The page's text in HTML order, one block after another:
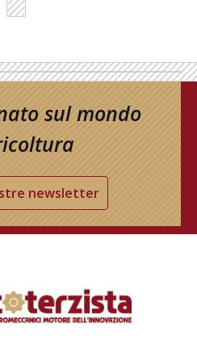
sul mondo
newsletter